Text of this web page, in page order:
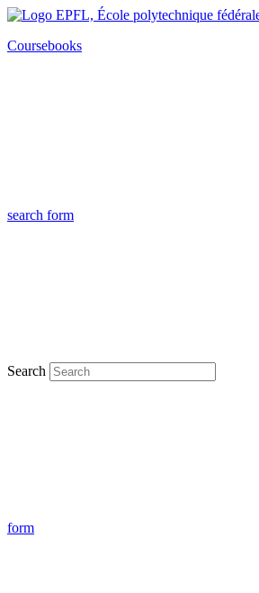
Coursebooks
search form
Search
form